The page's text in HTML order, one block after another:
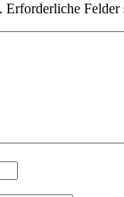
Erforderliche Felder